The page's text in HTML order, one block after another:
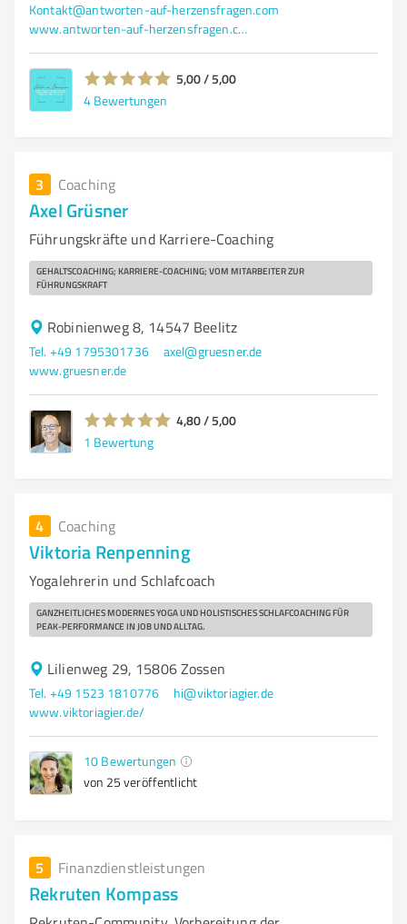
Kontakt@antworten-auf-herzensfragen.com
www.antworten-auf-herzensfragen.com/?utm_source=google&utm_medium=wix_google_business_profile&utm_campaign=14925911069755028038
5,00 / 5,00
4 Bewertungen
3 Coaching
Axel Grüsner
Führungskräfte und Karriere-Coaching
GEHALTSCOACHING; KARRIERE-COACHING; VOM MITARBEITER ZUR
FÜHRUNGSKRAFT
Robinienweg 8, 14547 Beelitz
Tel. +49 1795301736
axel@gruesner.de
www.gruesner.de
4,80 / 5,00
1 Bewertung
4 Coaching
Viktoria Renpenning
Yogalehrerin und Schlafcoach
GANZHEITLICHES MODERNES YOGA UND HOLISTISCHES SCHLAFCOACHING FÜR
PEAK-PERFORMANCE IN JOB UND ALLTAG.
Lilienweg 29, 15806 Zossen
Tel. +49 1523 1810776
hi@viktoriagier.de
www.viktoriagier.de/
10 Bewertungen
von 25 veröffentlicht
5 Finanzdienstleistungen
Rekruten Kompass